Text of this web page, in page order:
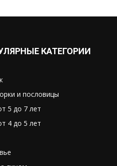
КАТЕГОРИИ
и пословицы
5 до 7 лет
4 до 5 лет